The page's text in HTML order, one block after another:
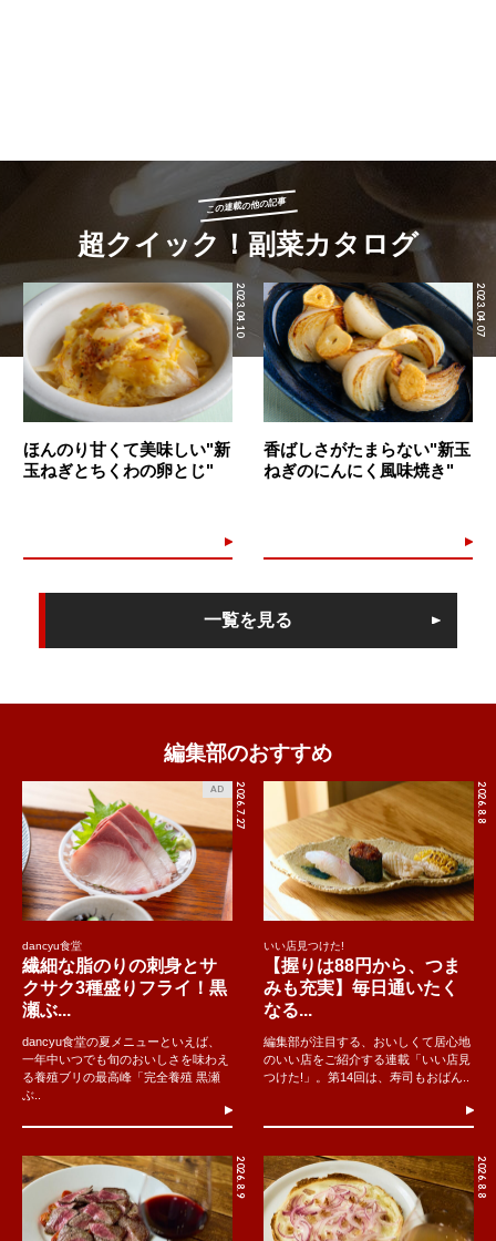
この連載の他の記事
超クイック！副菜カタログ
2023.04.10
ほんのり甘くて美味しい"新
玉ねぎとちくわの卵とじ"
2023.04.07
香ばしさがたまらない"新玉
ねぎのにんにく風味焼き"
一覧を見る
編集部のおすすめ
2026.7.27
AD
dancyu食堂
繊細な脂のりの刺身とサ
クサク3種盛りフライ！黒
瀬ぶ...
dancyu食堂の夏メニューといえば、
一年中いつでも旬のおいしさを味わえ
る養殖ブリの最高峰「完全養殖 黒瀬
ぶ..
2026.8.8
いい店見つけた!
【握りは88円から、つま
みも充実】毎日通いたく
なる...
編集部が注目する、おいしくて居心地
のいい店をご紹介する連載「いい店見
つけた!」。第14回は、寿司もおばん..
2026.8.9 2026.8.8